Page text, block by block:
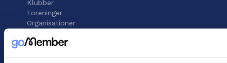
Klubber
Foreninger
Organisationer
Support